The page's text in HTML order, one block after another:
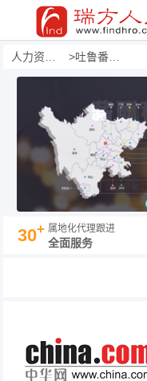
吐鲁番人力资源事务外包公司哪家好？有哪些？
30+ 属地化代理跟进
全面服务